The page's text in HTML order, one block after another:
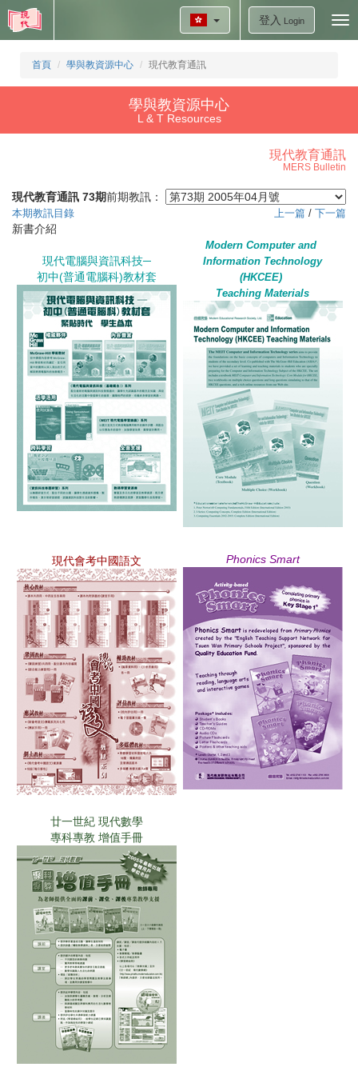
登入 Login
首頁 學與教資源中心 現代教育通訊
學與教資源中心
L & T Resources
現代教育通訊
MERS Bulletin
現代教育通訊 73期前期教訊：
本期教訊目錄 上一篇 / 下一篇
新書介紹
現代電腦與資訊科技─
初中(普通電腦科)教材套
Modern Computer and
Information Technology
(HKCEE)
Teaching Materials
現代會考中國語文 Phonics Smart
廿一世紀 現代數學
專科專教 增值手冊